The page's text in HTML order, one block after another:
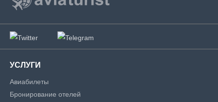
УСЛУГИ
Авиабилеты
Бронирование отелей